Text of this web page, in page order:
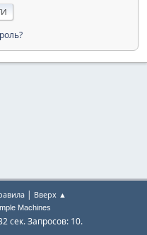
| Вверх ▲
Machines
сек. Запросов: 10.